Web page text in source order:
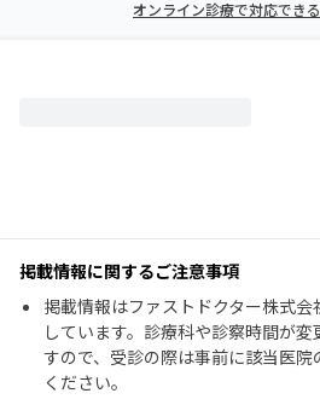
オンライン診療で対応でき
掲載情報に関するご注意事項
掲載情報はファストドクター株式
しています。診療科や診察時間が
すので、受診の際は事前に該当医
ください。